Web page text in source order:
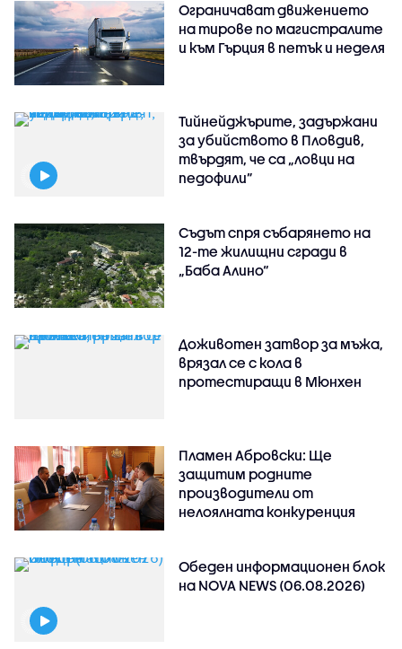
Ограничават движението
на тирове по магистралите
и към Гърция в петък и неделя
Тийнейджърите, задържани
за убийството в Пловдив,
твърдят, че са „ловци на
педофили”
Съдът спря събарянето на
12-те жилищни сгради в
„Баба Алино“
Доживотен затвор за мъжа,
врязал се с кола в
протестиращи в Мюнхен
Пламен Абровски: Ще
защитим родните
производители от
нелоялната конкуренция
Обеден информационен блок
на NOVA NEWS (06.08.2026)